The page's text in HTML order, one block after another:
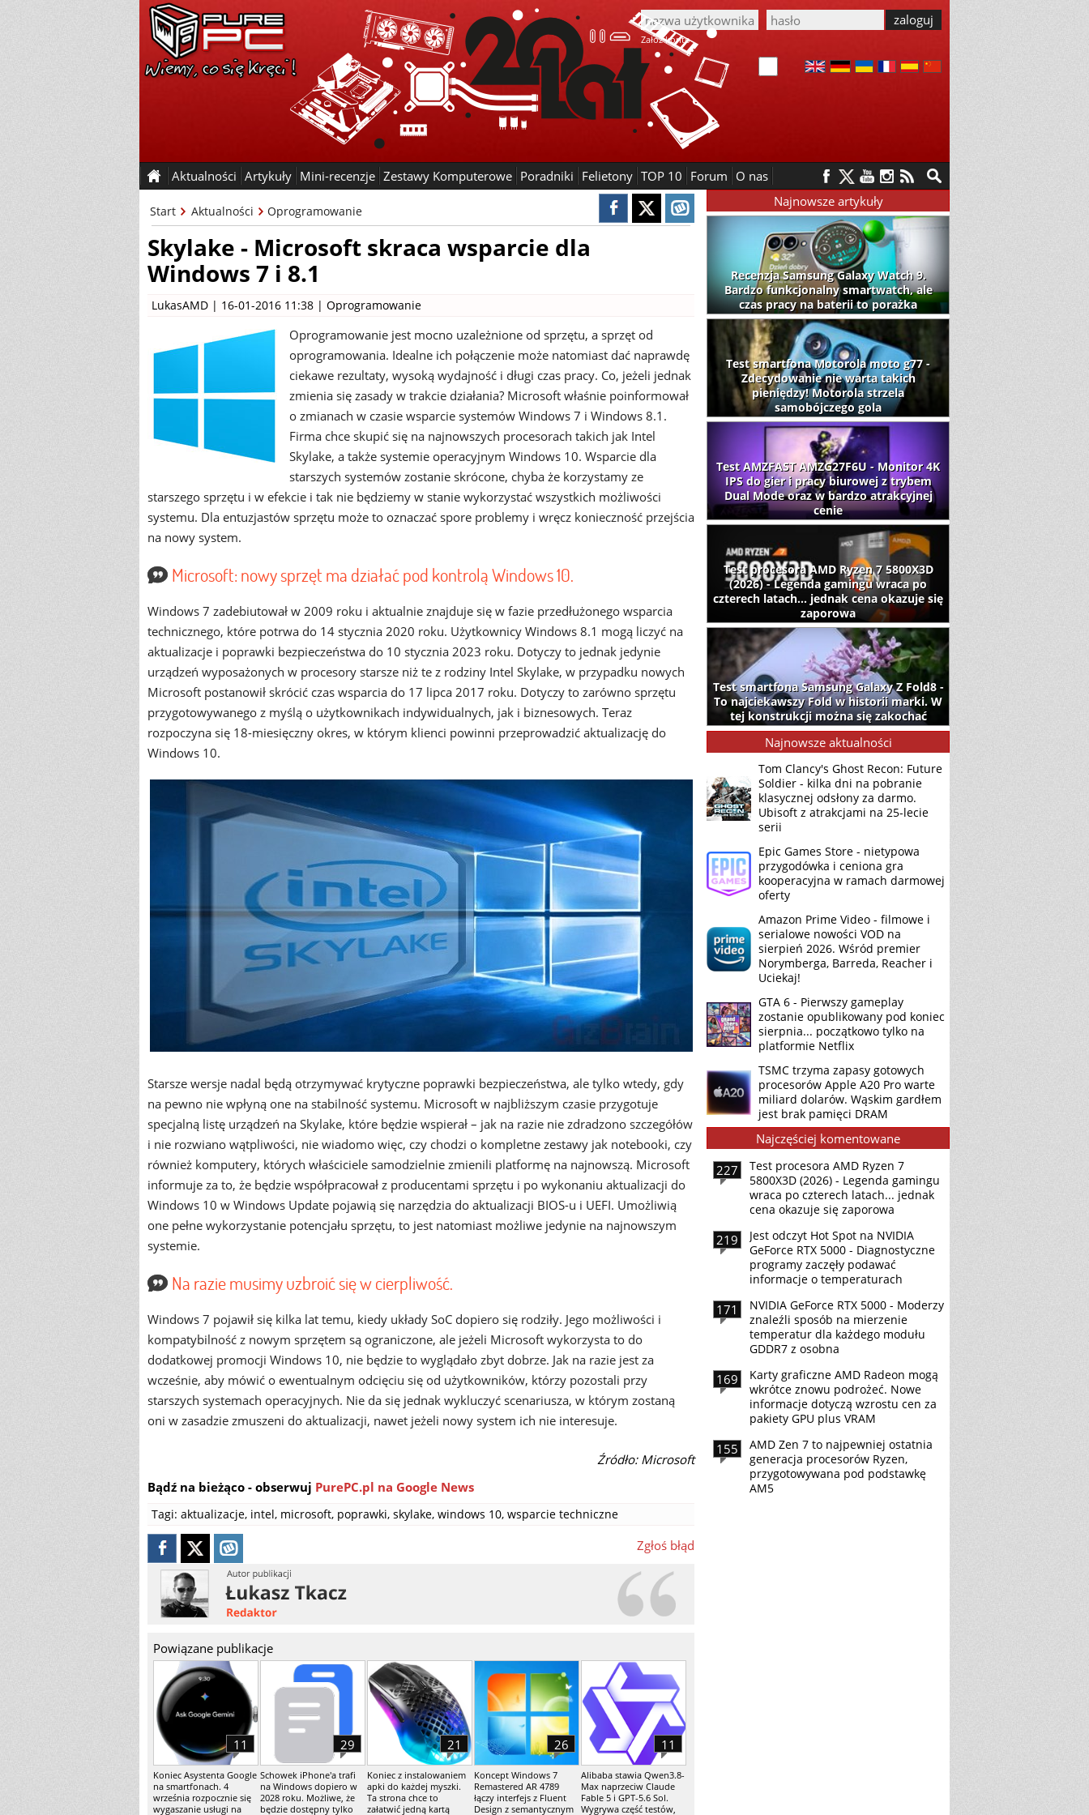
Załóż konto
Aktualności Artykuły Mini-recenzje Zestawy Komputerowe Poradniki Felietony TOP 10 Forum O nas
Start Aktualności Oprogramowanie
Skylake - Microsoft skraca wsparcie dla
Windows 7 i 8.1
LukasAMD | 16-01-2016 11:38 | Oprogramowanie
Oprogramowanie jest mocno uzależnione od sprzętu, a sprzęt od
oprogramowania. Idealne ich połączenie może natomiast dać naprawdę
ciekawe rezultaty, wysoką wydajność i długi czas pracy. Co, jeżeli jednak
zmienia się zasady w trakcie działania? Microsoft właśnie poinformował
o zmianach w czasie wsparcie systemów Windows 7 i Windows 8.1.
Firma chce skupić się na najnowszych procesorach takich jak Intel
Skylake, a także systemie operacyjnym Windows 10. Wsparcie dla
starszych systemów zostanie skrócone, chyba że korzystamy ze
starszego sprzętu i w efekcie i tak nie będziemy w stanie wykorzystać wszystkich możliwości
systemu. Dla entuzjastów sprzętu może to oznaczać spore problemy i wręcz konieczność przejścia
na nowy system.
Microsoft: nowy sprzęt ma działać pod kontrolą Windows 10.
Windows 7 zadebiutował w 2009 roku i aktualnie znajduje się w fazie przedłużonego wsparcia
technicznego, które potrwa do 14 stycznia 2020 roku. Użytkownicy Windows 8.1 mogą liczyć na
aktualizacje i poprawki bezpieczeństwa do 10 stycznia 2023 roku. Dotyczy to jednak jedynie
urządzeń wyposażonych w procesory starsze niż te z rodziny Intel Skylake, w przypadku nowych
Microsoft postanowił skrócić czas wsparcia do 17 lipca 2017 roku. Dotyczy to zarówno sprzętu
przygotowywanego z myślą o użytkownikach indywidualnych, jak i biznesowych. Teraz
rozpoczyna się 18-miesięczny okres, w którym klienci powinni przeprowadzić aktualizację do
Windows 10.
Starsze wersje nadal będą otrzymywać krytyczne poprawki bezpieczeństwa, ale tylko wtedy, gdy
na pewno nie wpłyną one na stabilność systemu. Microsoft w najbliższym czasie przygotuje
specjalną listę urządzeń na Skylake, które będzie wspierał – jak na razie nie zdradzono szczegółów
i nie rozwiano wątpliwości, nie wiadomo więc, czy chodzi o kompletne zestawy jak notebooki, czy
również komputery, których właściciele samodzielnie zmienili platformę na najnowszą. Microsoft
informuje za to, że będzie współpracował z producentami sprzętu i po wykonaniu aktualizacji do
Windows 10 w Windows Update pojawią się narzędzia do aktualizacji BIOS-u i UEFI. Umożliwią
one pełne wykorzystanie potencjału sprzętu, to jest natomiast możliwe jedynie na najnowszym
systemie.
Na razie musimy uzbroić się w cierpliwość.
Windows 7 pojawił się kilka lat temu, kiedy układy SoC dopiero się rodziły. Jego możliwości i
kompatybilność z nowym sprzętem są ograniczone, ale jeżeli Microsoft wykorzysta to do
dodatkowej promocji Windows 10, nie będzie to wyglądało zbyt dobrze. Jak na razie jest za
wcześnie, aby mówić o ewentualnym odcięciu się od użytkowników, którzy pozostali przy
starszych systemach operacyjnych. Nie da się jednak wykluczyć scenariusza, w którym zostaną
oni w zasadzie zmuszeni do aktualizacji, nawet jeżeli nowy system ich nie interesuje.
Źródło: Microsoft
Bądź na bieżąco - obserwuj PurePC.pl na Google News
Tagi: aktualizacje, intel, microsoft, poprawki, skylake, windows 10, wsparcie techniczne
Zgłoś błąd
Powiązane publikacje
Koniec Asystenta Google
na smartfonach. 4
września rozpocznie się
wygaszanie usługi na
11
Schowek iPhone'a trafi
na Windows dopiero w
2028 roku. Możliwe, że
będzie dostępny tylko
29
Koniec z instalowaniem
apki do każdej myszki.
Ta strona chce to
załatwić jedną kartą
21
Koncept Windows 7
Remastered AR 4789
łączy interfejs z Fluent
Design z semantycznym
26
Alibaba stawia Qwen3.8-
Max naprzeciw Claude
Fable 5 i GPT-5.6 Sol.
Wygrywa część testów,
11
Najnowsze artykuły
Recenzja Samsung Galaxy Watch 9.
Bardzo funkcjonalny smartwatch, ale
czas pracy na baterii to porażka
Test smartfona Motorola moto g77 -
Zdecydowanie nie warta takich
pieniędzy! Motorola strzela
samobójczego gola
Test AMZFAST AMZG27F6U - Monitor 4K
IPS do gier i pracy biurowej z trybem
Dual Mode oraz w bardzo atrakcyjnej
cenie
Test procesora AMD Ryzen 7 5800X3D
(2026) - Legenda gamingu wraca po
czterech latach... jednak cena okazuje się
zaporowa
Test smartfona Samsung Galaxy Z Fold8 -
To najciekawszy Fold w historii marki. W
tej konstrukcji można się zakochać
Najnowsze aktualności
Tom Clancy's Ghost Recon: Future
Soldier - kilka dni na pobranie
klasycznej odsłony za darmo.
Ubisoft z atrakcjami na 25-lecie
serii
Epic Games Store - nietypowa
przygodówka i ceniona gra
kooperacyjna w ramach darmowej
oferty
Amazon Prime Video - filmowe i
serialowe nowości VOD na
sierpień 2026. Wśród premier
Norymberga, Barreda, Reacher i
Uciekaj!
GTA 6 - Pierwszy gameplay
zostanie opublikowany pod koniec
sierpnia... początkowo tylko na
platformie Netflix
TSMC trzyma zapasy gotowych
procesorów Apple A20 Pro warte
miliard dolarów. Wąskim gardłem
jest brak pamięci DRAM
Najczęściej komentowane
227
Test procesora AMD Ryzen 7
5800X3D (2026) - Legenda gamingu
wraca po czterech latach... jednak
cena okazuje się zaporowa
219
Jest odczyt Hot Spot na NVIDIA
GeForce RTX 5000 - Diagnostyczne
programy zaczęły podawać
informacje o temperaturach
171
NVIDIA GeForce RTX 5000 - Moderzy
znaleźli sposób na mierzenie
temperatur dla każdego modułu
GDDR7 z osobna
169
Karty graficzne AMD Radeon mogą
wkrótce znowu podrożeć. Nowe
informacje dotyczą wzrostu cen za
pakiety GPU plus VRAM
155
AMD Zen 7 to najpewniej ostatnia
generacja procesorów Ryzen,
przygotowywana pod podstawkę
AM5